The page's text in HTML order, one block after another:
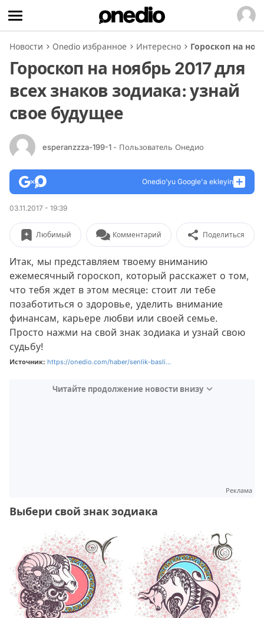
Новости Onedio избранное Интересно Гороскоп на
Гороскоп на ноябрь 2017 для
всех знаков зодиака: узнай
свое будущее
esperanzzza-199-1 - Пользователь Онедио
Onedio’yu Google'a ekleyin
03.11.2017 - 19:39
Любимый Комментарий Поделиться
Итак, мы представляем твоему вниманию
ежемесячный гороскоп, который расскажет о том,
что тебя ждет в этом месяце: стоит ли тебе
позаботиться о здоровье, уделить внимание
финансам, карьере любви или своей семье.
Просто нажми на свой знак зодиака и узнай свою
судьбу!
Источник: https://onedio.com/haber/senlik-basli...
Читайте продолжение новости внизу
Реклама
Выбери свой знак зодиака